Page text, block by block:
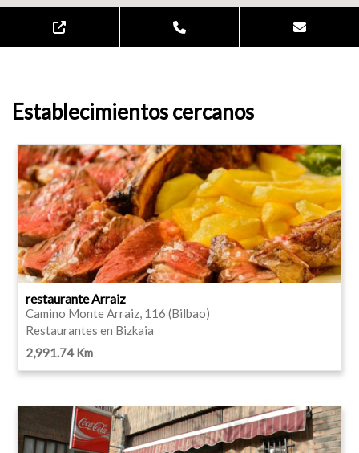
Establecimientos cercanos
restaurante Arraiz
Camino Monte Arraiz, 116 (Bilbao)
Restaurantes en Bizkaia
2,991.74 Km